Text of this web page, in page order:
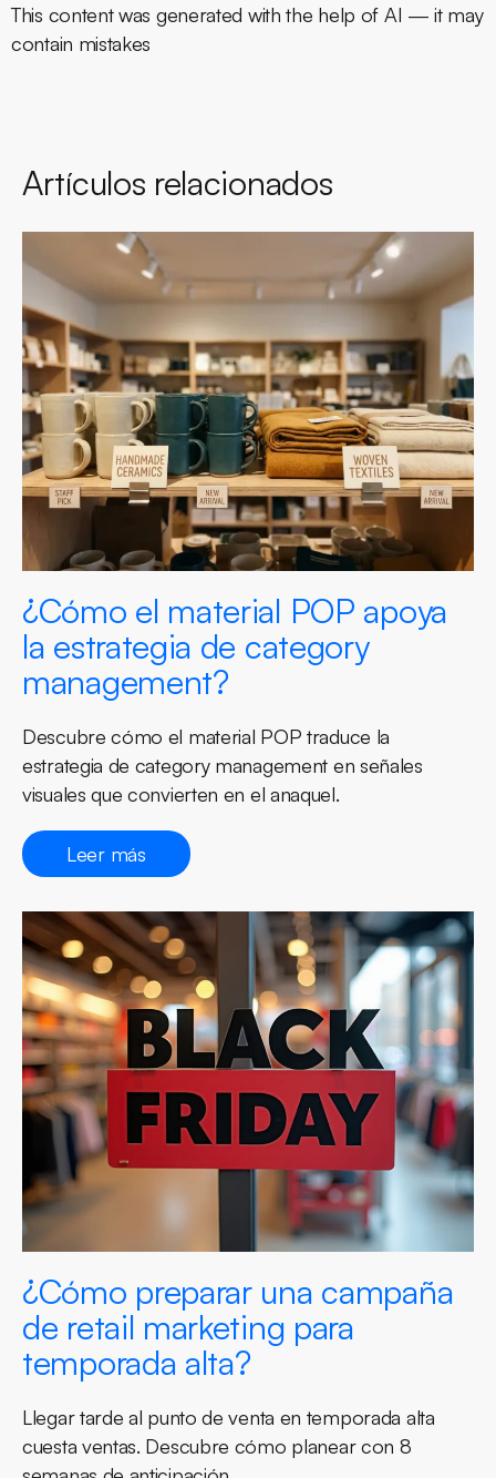
This content was generated with the help of AI — it may
contain mistakes
Artículos relacionados
¿Cómo el material POP apoya
la estrategia de category
management?
Descubre cómo el material POP traduce la
estrategia de category management en señales
visuales que convierten en el anaquel.
Leer más
¿Cómo preparar una campaña
de retail marketing para
temporada alta?
Llegar tarde al punto de venta en temporada alta
cuesta ventas. Descubre cómo planear con 8